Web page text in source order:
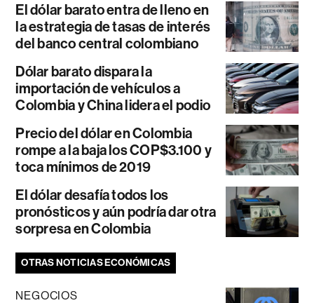
El dólar barato entra de lleno en
la estrategia de tasas de interés
del banco central colombiano
Dólar barato dispara la
importación de vehículos a
Colombia y China lidera el podio
Precio del dólar en Colombia
rompe a la baja los COP$3.100 y
toca mínimos de 2019
El dólar desafía todos los
pronósticos y aún podría dar otra
sorpresa en Colombia
OTRAS NOTICIAS ECONÓMICAS
NEGOCIOS